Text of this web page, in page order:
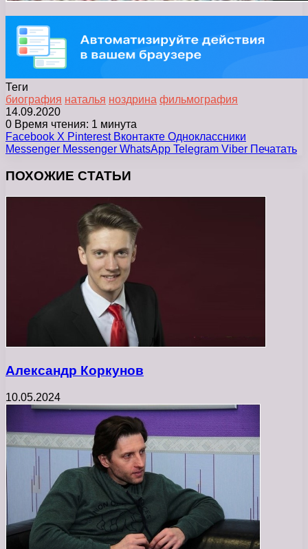
Теги
биография наталья ноздрина фильмография
14.09.2020
0 Время чтения: 1 минута
Facebook X Pinterest Вконтакте Одноклассники
Messenger Messenger WhatsApp Telegram Viber Печатать
ПОХОЖИЕ СТАТЬИ
Александр Коркунов
10.05.2024